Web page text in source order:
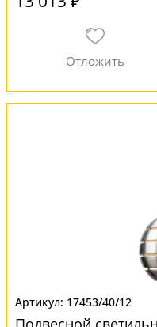
17453/40/12